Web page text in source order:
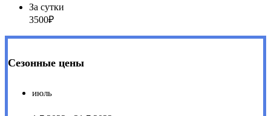
За сутки
3500₽
Сезонные цены
июль